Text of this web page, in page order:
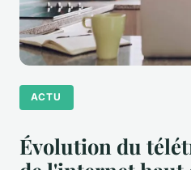
ACTU
Évolution du